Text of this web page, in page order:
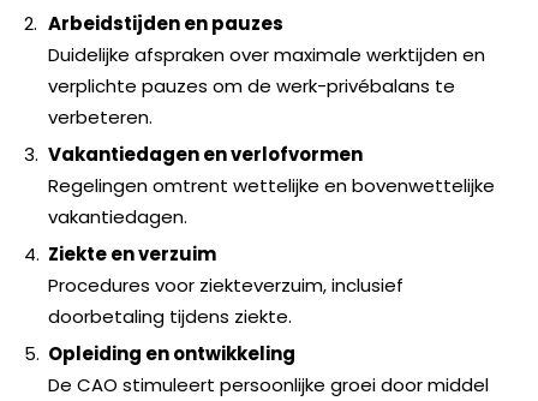
Arbeidstijden en pauzes
Duidelijke afspraken over maximale werktijden en
verplichte pauzes om de werk-privébalans te
verbeteren.
Vakantiedagen en verlofvormen
Regelingen omtrent wettelijke en bovenwettelijke
vakantiedagen.
Ziekte en verzuim
Procedures voor ziekteverzuim, inclusief
doorbetaling tijdens ziekte.
Opleiding en ontwikkeling
De CAO stimuleert persoonlijke groei door middel